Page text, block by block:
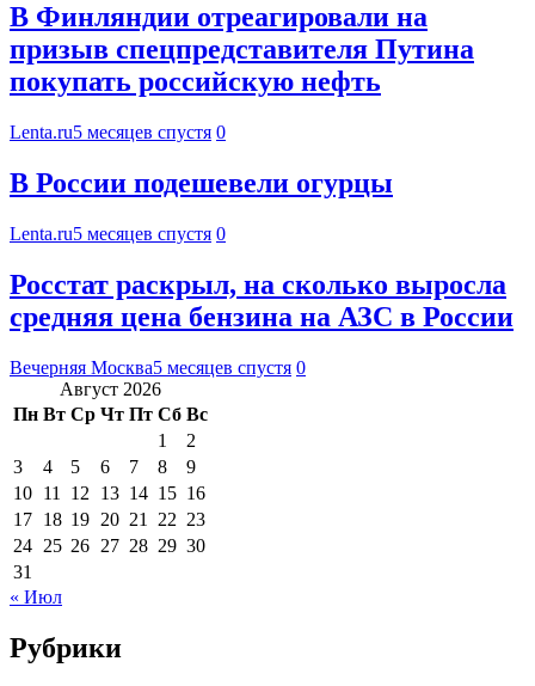
В Финляндии отреагировали на
призыв спецпредставителя Путина
покупать российскую нефть
Lenta.ru5 месяцев спустя 0
В России подешевели огурцы
Lenta.ru5 месяцев спустя 0
Росстат раскрыл, на сколько выросла
средняя цена бензина на АЗС в России
Вечерняя Москва5 месяцев спустя 0
Август 2026
Пн Вт Ср Чт Пт Сб Вс
1
2
3
4 5 6 7 8
9
10 11 12 13 14 15 16
17 18 19 20 21 22 23
24 25 26 27 28 29 30
31
« Июл
Рубрики